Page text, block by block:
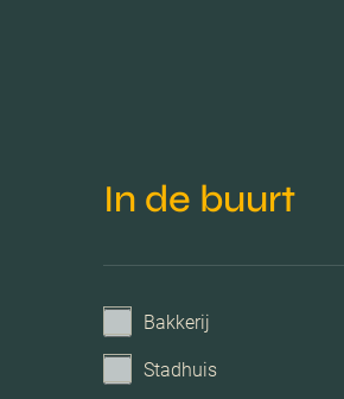
In de buurt
Bakkerij
Stadhuis